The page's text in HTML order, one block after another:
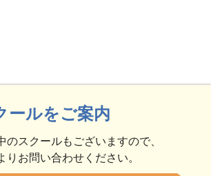
ールをご案内
のスクールもございますので、
りお問い合わせください。